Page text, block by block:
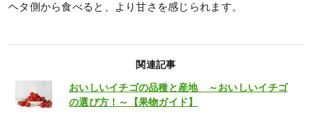
ヘタ側から食べると、より甘さを感じられます。
関連記事
おいしいイチゴの品種と産地 ～おいしいイチゴ
の選び方！～【果物ガイド】